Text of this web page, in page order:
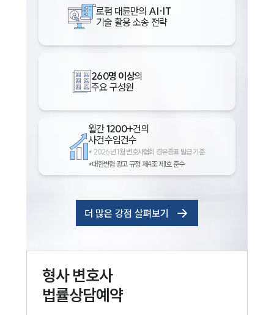
로펌 대륜만의 AI·IT
기술 활용 소송 전략
260명 이상의
주요 구성원
월간1200+건의
사건수임건수
* 2026년 1월 변호사협회 경유증표 발급 기준
*대한변협 광고 규정 제4조 제1호 준수
더 많은 강점 살펴보기
형사변호사
법률상담예약